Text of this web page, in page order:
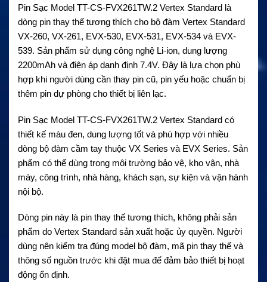
Pin Sạc Model TT-CS-FVX261TW.2 Vertex Standard là
dòng pin thay thế tương thích cho bộ đàm Vertex Standard
VX-260, VX-261, EVX-530, EVX-531, EVX-534 và EVX-
539. Sản phẩm sử dụng công nghệ Li-ion, dung lượng
2200mAh và điện áp danh định 7.4V. Đây là lựa chọn phù
hợp khi người dùng cần thay pin cũ, pin yếu hoặc chuẩn bị
thêm pin dự phòng cho thiết bị liên lạc.
Pin Sạc Model TT-CS-FVX261TW.2 Vertex Standard có
thiết kế màu đen, dung lượng tốt và phù hợp với nhiều
dòng bộ đàm cầm tay thuộc VX Series và EVX Series. Sản
phẩm có thể dùng trong môi trường bảo vệ, kho vận, nhà
máy, công trình, nhà hàng, khách sạn, sự kiện và vận hành
nội bộ.
Dòng pin này là pin thay thế tương thích, không phải sản
phẩm do Vertex Standard sản xuất hoặc ủy quyền. Người
dùng nên kiểm tra đúng model bộ đàm, mã pin thay thế và
thông số nguồn trước khi đặt mua để đảm bảo thiết bị hoạt
động ổn định.